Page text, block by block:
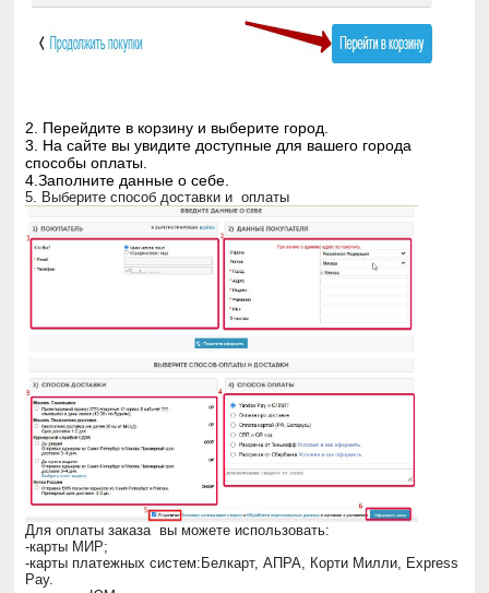
2. Перейдите в корзину и выберите город.
3. На сайте вы увидите доступные для вашего города
способы оплаты.
4.Заполните данные о себе.
5. Выберите способ доставки и оплаты
Для оплаты заказа вы можете использовать:
-карты МИР;
-карты платежных систем:Белкарт, АПРА, Корти Милли, Express
Pay.